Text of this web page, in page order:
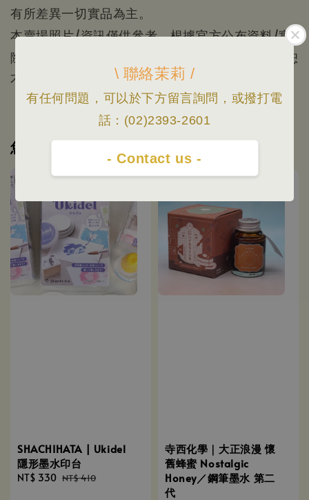
\ 聯絡茉莉 /
有任何問題，可以於下方留言詢問，或撥打電
話：(02)2393-2601
- Contact us -
有所差異一切實品為主。
本賣場照片/資訊僅供參考，根據官方公布資料/實
際出貨為主/規格資料以原廠公佈為準，如有變更恕
不另行通知
您可能也喜歡
SHACHIHATA | Ukidel
隱形墨水印台
Sale
NT$ 330 Regular
NT$ 410
寺西化學｜大正浪漫 懷
舊蜂蜜 Nostalgic
Honey／鋼筆墨水 第二
代